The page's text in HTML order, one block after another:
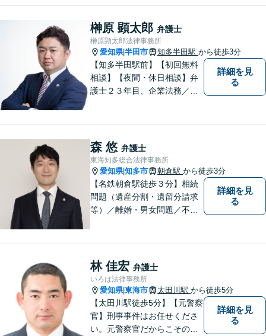
榊原 顕太郎 弁護士
榊原顕太郎法律事務所
愛知県|半田市 知多半田駅 から徒歩3分
【知多半田駅前】【初回無料
相談】【夜間・休日相談】弁
護士２３年目、企業法務／交
護士が、事業経営を強力サポ
ートいたします！【ネット予
約可】【駐車場あり】【見積
無料】
詳細を見
る
森 悠 弁護士
東海知多総合法律事務所
愛知県|知多市 朝倉駅 から徒歩3分
【名鉄朝倉駅徒歩３分】相続
問題（遺産分割・遺留分請求
等）／離婚・男女問題／不動
多数。
詳細を見
る
林 佳宏 弁護士
いろは法律事務所
愛知県|東海市 太田川駅 から徒歩5分
【太田川駅徒歩5分】【元警察
官】刑事事件はお任せくださ
い。元警察官だからこその視
詳細を見
る